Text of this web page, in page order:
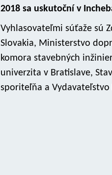
2018 sa uskutoční v
Vyhlasovateľmi súťaže sú
Slovakia, Ministerstvo
komora stavebných
univerzita v Bratislave,
sporiteľňa a Vydavateľstvo